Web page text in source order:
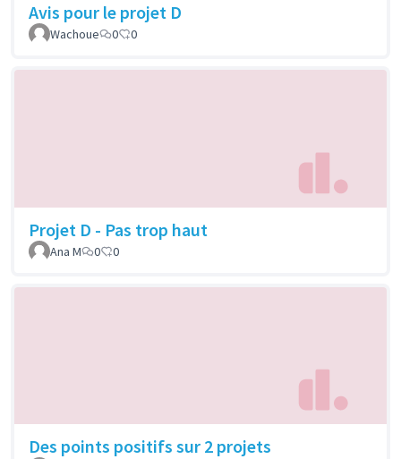
Avis pour le projet D
Wachoue 0 0
Projet D - Pas trop haut
Ana M 0 0
Des points positifs sur 2 projets